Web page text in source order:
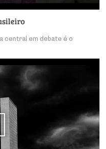
central em debate é o